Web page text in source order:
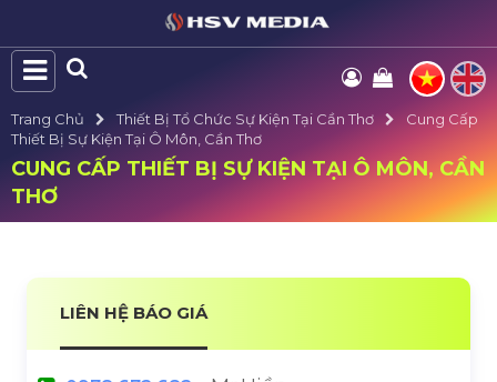
Trang Chủ Thiết Bị Tổ Chức Sự Kiện Tại Cần Thơ
Cung Cấp
Thiết Bị Sự Kiện Tại Ô Môn, Cần Thơ
CUNG CẤP THIẾT BỊ SỰ KIỆN TẠI Ô MÔN, CẦN
THƠ
LIÊN HỆ BÁO GIÁ